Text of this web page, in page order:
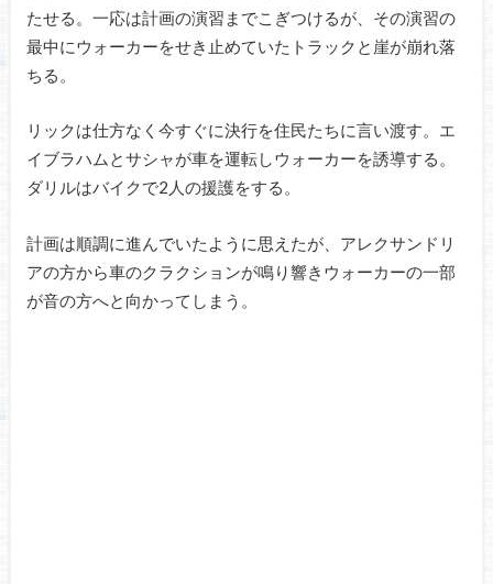
たせる。一応は計画の演習までこぎつけるが、その演習の
最中にウォーカーをせき止めていたトラックと崖が崩れ落
ちる。
リックは仕方なく今すぐに決行を住民たちに言い渡す。エ
イブラハムとサシャが車を運転しウォーカーを誘導する。
ダリルはバイクで2人の援護をする。
計画は順調に進んでいたように思えたが、アレクサンドリ
アの方から車のクラクションが鳴り響きウォーカーの一部
が音の方へと向かってしまう。